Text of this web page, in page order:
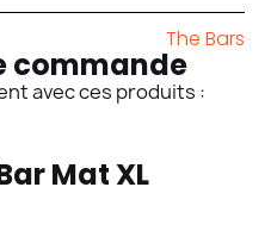
The Bars
commande
avec ces produits :
Mat XL